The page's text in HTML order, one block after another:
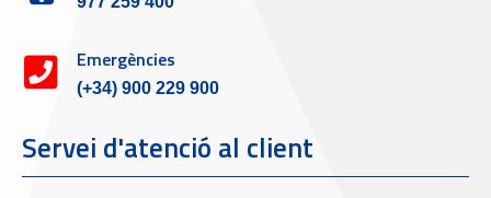
Emergències
(+34) 900 229 900
Servei d'atenció al client